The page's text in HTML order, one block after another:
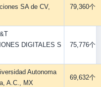
SA de CV,
79,360个
DIGITALES S
75,776个
Autonoma
A.C., MX
69,632个